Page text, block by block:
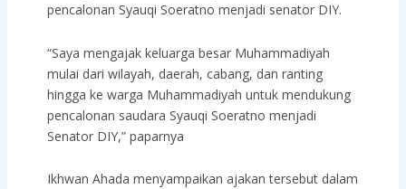
pencalonan Syauqi Soeratno menjadi senator DIY.
“Saya mengajak keluarga besar Muhammadiyah
mulai dari wilayah, daerah, cabang, dan ranting
hingga ke warga Muhammadiyah untuk mendukung
pencalonan saudara Syauqi Soeratno menjadi
Senator DIY,” paparnya
Ikhwan Ahada menyampaikan ajakan tersebut dalam